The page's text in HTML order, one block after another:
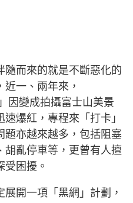
隨而來的就是不斷惡化的
一、兩年來，
因變成拍攝富士山美景
速爆紅，專程來「打卡」
題亦越來越多，包括阻塞
胡亂停車等，更曾有人擅
受困擾。
開一項「黑網」計劃，